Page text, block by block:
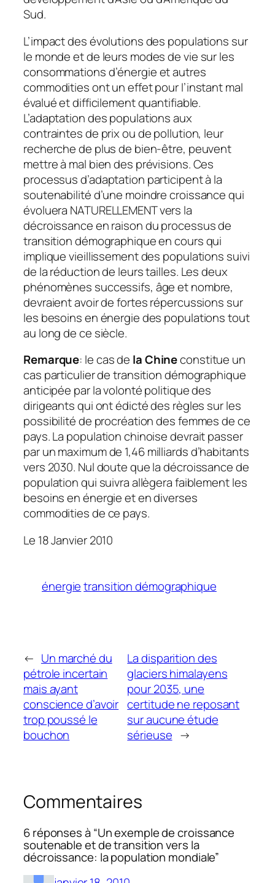
Sud.
L’impact des évolutions des populations sur
le monde et de leurs modes de vie sur les
consommations d’énergie et autres
commodities ont un effet pour l’instant mal
évalué et difficilement quantifiable.
L’adaptation des populations aux
contraintes de prix ou de pollution, leur
recherche de plus de bien-être, peuvent
mettre à mal bien des prévisions. Ces
processus d’adaptation participent à la
soutenabilité d’une moindre croissance qui
évoluera NATURELLEMENT vers la
décroissance en raison du processus de
transition démographique en cours qui
implique vieillissement des populations suivi
de la réduction de leurs tailles. Les deux
phénomènes successifs, âge et nombre,
devraient avoir de fortes répercussions sur
les besoins en énergie des populations tout
au long de ce siècle.
Remarque: le cas de la Chineconstitue un
cas particulier de transition démographique
anticipée par la volonté politique des
dirigeants qui ont édicté des règles sur les
possibilité de procréation des femmes de ce
pays. La population chinoise devrait passer
par un maximum de 1,46 milliards d’habitants
vers 2030. Nul doute que la décroissance de
population qui suivra allègera faiblement les
besoins en énergie et en diverses
commodities de ce pays.
Le 18 Janvier 2010
énergie transition démographique
← Un marché du
pétrole incertain
mais ayant
conscience d’avoir
trop poussé le
bouchon
La disparition des
glaciers himalayens
pour 2035, une
certitude ne reposant
sur aucune étude
sérieuse →
Commentaires
6 réponses à “Un exemple de croissance
soutenable et de transition vers la
décroissance: la population mondiale”